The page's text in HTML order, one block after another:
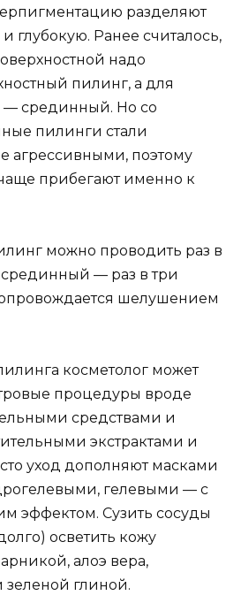
разделяют
глубокую. Ранее считалось,
надо
пилинг, а для
— срединный. Но со
пилинги стали
агрессивными, поэтому
прибегают именно к
можно проводить раз в
— раз в три
шелушением
косметолог может
процедуры вроде
средствами и
экстрактами и
уход дополняют масками
гелевыми — с
эффектом. Сузить сосуды
осветить кожу
алоэ вера,
зеленой глиной.